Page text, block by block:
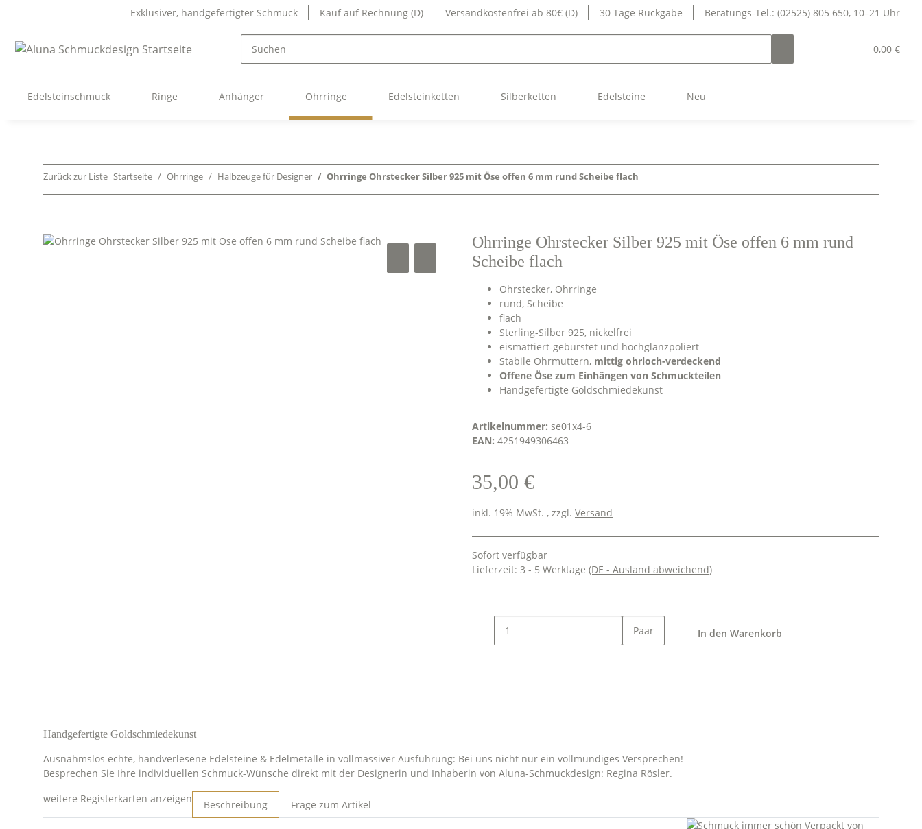
Exklusiver, handgefertigter Schmuck Kauf auf Rechnung (D) Versandkostenfrei ab 80€ (D) 30 Tage Rückgabe Beratungs-Tel.: (02525) 805 650, 10–21 Uhr
0,00 €
Edelsteinschmuck Ringe Anhänger Ohrringe Edelsteinketten Silberketten Edelsteine Neu
Zurück zur Liste Startseite Ohrringe Halbzeuge für Designer Ohrringe Ohrstecker Silber 925 mit Öse offen 6 mm rund Scheibe flach
Ohrringe Ohrstecker Silber 925 mit Öse offen 6 mm rund
Scheibe flach
Ohrstecker, Ohrringe
rund, Scheibe
flach
Sterling-Silber 925, nickelfrei
eismattiert-gebürstet und hochglanzpoliert
Stabile Ohrmuttern, mittig ohrloch-verdeckend
Offene Öse zum Einhängen von Schmuckteilen
Handgefertigte Goldschmiedekunst
Artikelnummer: se01x4-6
EAN: 4251949306463
35,00 €
inkl. 19% MwSt. , zzgl. Versand
Sofort verfügbar
Lieferzeit: 3 - 5 Werktage (DE - Ausland abweichend)
Paar In den Warenkorb
Handgefertigte Goldschmiedekunst
Ausnahmslos echte, handverlesene Edelsteine & Edelmetalle in vollmassiver Ausführung: Bei uns nicht nur ein vollmundiges Versprechen!
Besprechen Sie Ihre individuellen Schmuck-Wünsche direkt mit der Designerin und Inhaberin von Aluna-Schmuckdesign: Regina Rösler.
weitere Registerkarten anzeigen
Beschreibung Frage zum Artikel